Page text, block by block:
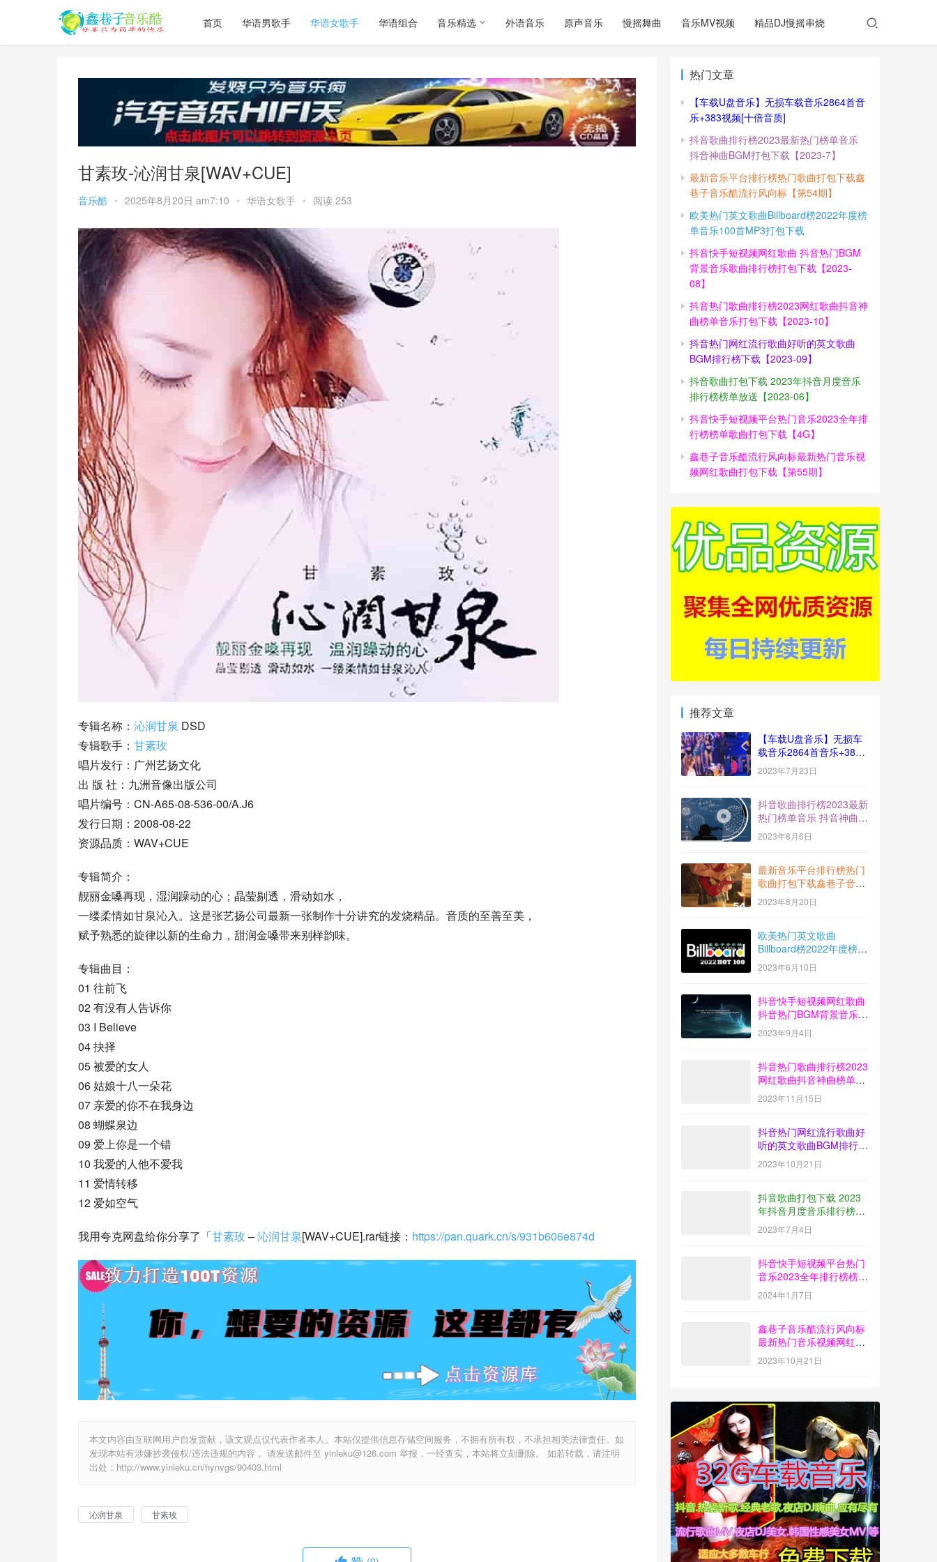
首页 华语男歌手 华语女歌手 华语组合 音乐精选 外语音乐 原声音乐 慢摇舞曲 音乐MV视频 精品DJ慢摇串烧
甘素玫-沁润甘泉[WAV+CUE]
音乐酷 • 2025年8月20日 am7:10 • 华语女歌手 • 阅读 253
专辑名称： 沁润甘泉 DSD
专辑歌手： 甘素玫
唱片发行：广州艺扬文化
出 版 社：九洲音像出版公司
唱片编号：CN-A65-08-536-00/A.J6
发行日期：2008-08-22
资源品质：WAV+CUE
专辑简介：
靓丽金嗓再现，湿润躁动的心；晶莹剔透，滑动如水，
一缕柔情如甘泉沁入。这是张艺扬公司最新一张制作十分讲究的发烧精品。音质的至善至美，
赋予熟悉的旋律以新的生命力，甜润金嗓带来别样韵味。
专辑曲目：
01 往前飞
02 有没有人告诉你
03 I Believe
04 抉择
05 被爱的女人
06 姑娘十八一朵花
07 亲爱的你不在我身边
08 蝴蝶泉边
09 爱上你是一个错
10 我爱的人他不爱我
11 爱情转移
12 爱如空气
我用夸克网盘给你分享了「甘素玫 – 沁润甘泉[WAV+CUE].rar链接： https://pan.quark.cn/s/931b606e874d
本文内容由互联网用户自发贡献，该文观点仅代表作者本人。本站仅提供信息存储空间服务，不拥有所有权，不承担相关法律责任。如
发现本站有涉嫌抄袭侵权/违法违规的内容， 请发送邮件至 yinleku@126.com 举报，一经查实，本站将立刻删除。 如若转载，请注明
出处：http://www.yinleku.cn/hynvgs/90403.html
沁润甘泉 甘素玫
热门文章
【车载U盘音乐】无损车载音乐2864首音
乐+383视频[十倍音质]
抖音歌曲排行榜2023最新热门榜单音乐
抖音神曲BGM打包下载【2023-7】
最新音乐平台排行榜热门歌曲打包下载鑫
巷子音乐酷流行风向标【第54期】
欧美热门英文歌曲Billboard榜2022年度榜
单音乐100首MP3打包下载
抖音快手短视频网红歌曲 抖音热门BGM
背景音乐歌曲排行榜打包下载【2023-
08】
抖音热门歌曲排行榜2023网红歌曲抖音神
曲榜单音乐打包下载【2023-10】
抖音热门网红流行歌曲好听的英文歌曲
BGM排行榜下载【2023-09】
抖音歌曲打包下载 2023年抖音月度音乐
排行榜榜单放送【2023-06】
抖音快手短视频平台热门音乐2023全年排
行榜榜单歌曲打包下载【4G】
鑫巷子音乐酷流行风向标最新热门音乐视
频网红歌曲打包下载【第55期】
推荐文章
【车载U盘音乐】无损车
载音乐2864首音乐+383
视频[十倍音质]
2023年7月23日
抖音歌曲排行榜2023最新
热门榜单音乐 抖音神曲
BGM打包下载【2023-
7】
2023年8月6日
最新音乐平台排行榜热门
歌曲打包下载鑫巷子音乐
酷流行风向标【第54期】
2023年8月20日
欧美热门英文歌曲
Billboard榜2022年度榜单
音乐100首MP3打包下载
2023年6月10日
抖音快手短视频网红歌曲
抖音热门BGM背景音乐歌
曲排行榜打包下载
【2023-08】
2023年9月4日
抖音热门歌曲排行榜2023
网红歌曲抖音神曲榜单音
乐打包下载【2023-10】
2023年11月15日
抖音热门网红流行歌曲好
听的英文歌曲BGM排行榜
下载【2023-09】
2023年10月21日
抖音歌曲打包下载 2023
年抖音月度音乐排行榜榜
单放送【2023-06】
2023年7月4日
抖音快手短视频平台热门
音乐2023全年排行榜榜单
歌曲打包下载【4G】
2024年1月7日
鑫巷子音乐酷流行风向标
最新热门音乐视频网红歌
曲打包下载【第55期】
2023年10月21日